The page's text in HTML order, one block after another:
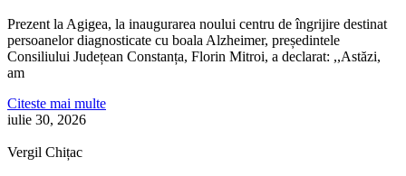
Prezent la Agigea, la inaugurarea noului centru de îngrijire destinat
persoanelor diagnosticate cu boala Alzheimer, președintele
Consiliului Județean Constanța, Florin Mitroi, a declarat: ,,Astăzi,
am
Citeste mai multe
iulie 30, 2026
Vergil Chițac